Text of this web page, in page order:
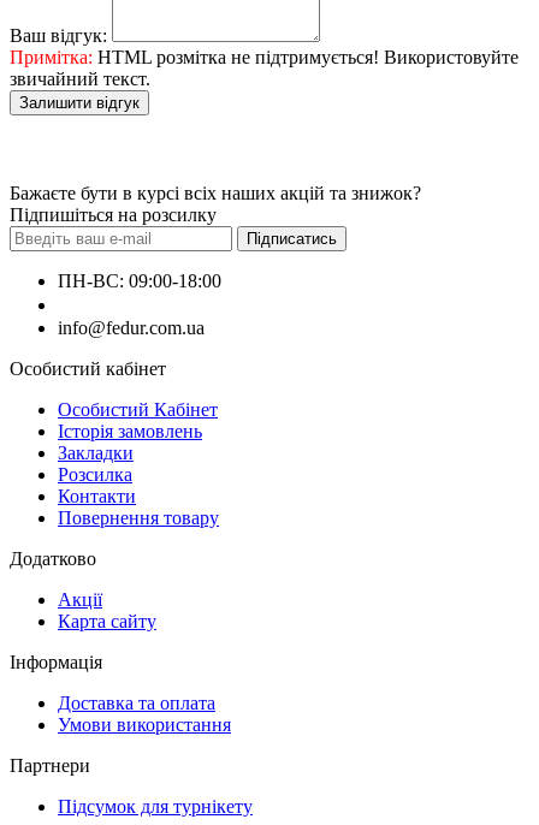
Ваш відгук:
Примітка: HTML розмітка не підтримується! Використовуйте
звичайний текст.
Залишити відгук
Бажаєте бути в курсі всіх наших акцій та знижок?
Підпишіться на розсилку
Підписатись
ПН-ВС: 09:00-18:00
info@fedur.com.ua
Особистий кабінет
Особистий Кабінет
Історія замовлень
Закладки
Розсилка
Контакти
Повернення товару
Додатково
Акції
Карта сайту
Інформація
Доставка та оплата
Умови використання
Партнери
Підсумок для турнікету